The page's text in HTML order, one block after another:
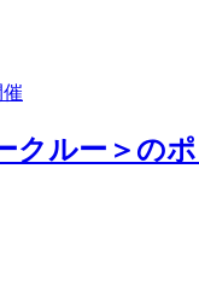
クルー＞の